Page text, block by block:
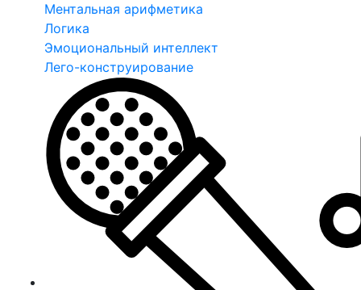
Ментальная арифметика
Логика
Эмоциональный интеллект
Лего-конструирование